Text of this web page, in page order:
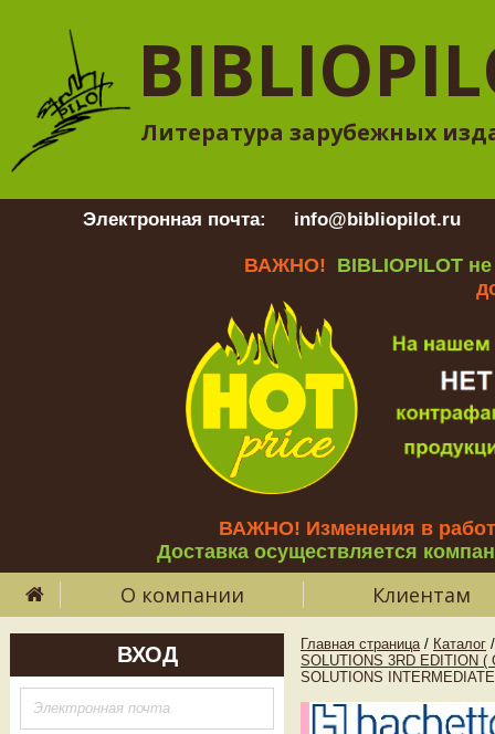
Литература зарубежных
Электронная почта: info@bibliopilot.ru
ВАЖНО! BIBLIOPILOT
ВАЖНО! Изменения в
Доставка осуществляется
О компании Клиентам
ВХОД Главная страница / Каталог /
SOLUTIONS 3RD EDITION
SOLUTIONS